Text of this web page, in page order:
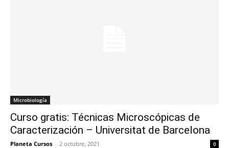
Microbiología
Curso gratis: Técnicas Microscópicas de
Caracterización – Universitat de Barcelona
Planeta Cursos - 2 octubre, 2021 0